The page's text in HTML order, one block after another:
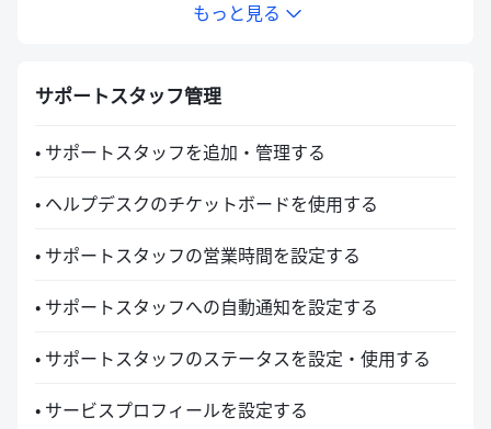
もっと見る
サポートスタッフ管理
• サポートスタッフを追加・管理する
• ヘルプデスクのチケットボードを使用する
• サポートスタッフの営業時間を設定する
• サポートスタッフへの自動通知を設定する
• サポートスタッフのステータスを設定・使用する
• サービスプロフィールを設定する